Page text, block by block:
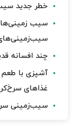
خطر جدید
سیب
سیب‌زمینی‌های
چند افسانه
آشپزی با
غذاهای
سیب‌زمینی